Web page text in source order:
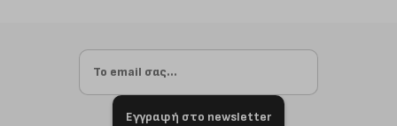
Εγγραφή στο newsletter